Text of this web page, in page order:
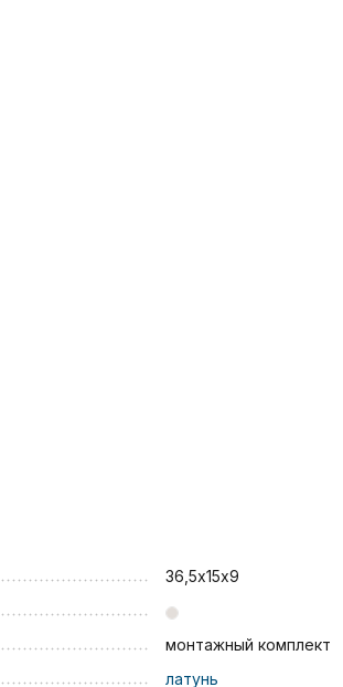
36,5х15х9
монтажный комплект
латунь